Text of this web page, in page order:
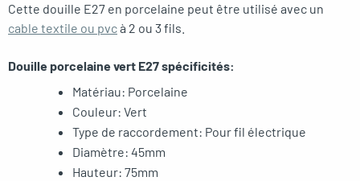
Cette douille E27 en porcelaine peut être utilisé avec un
cable textile ou pvcà 2 ou 3 fils.
Douille porcelaine vert E27 spécificités:
Matériau: Porcelaine
Couleur: Vert
Type de raccordement: Pour fil électrique
Diamètre: 45mm
Hauteur: 75mm